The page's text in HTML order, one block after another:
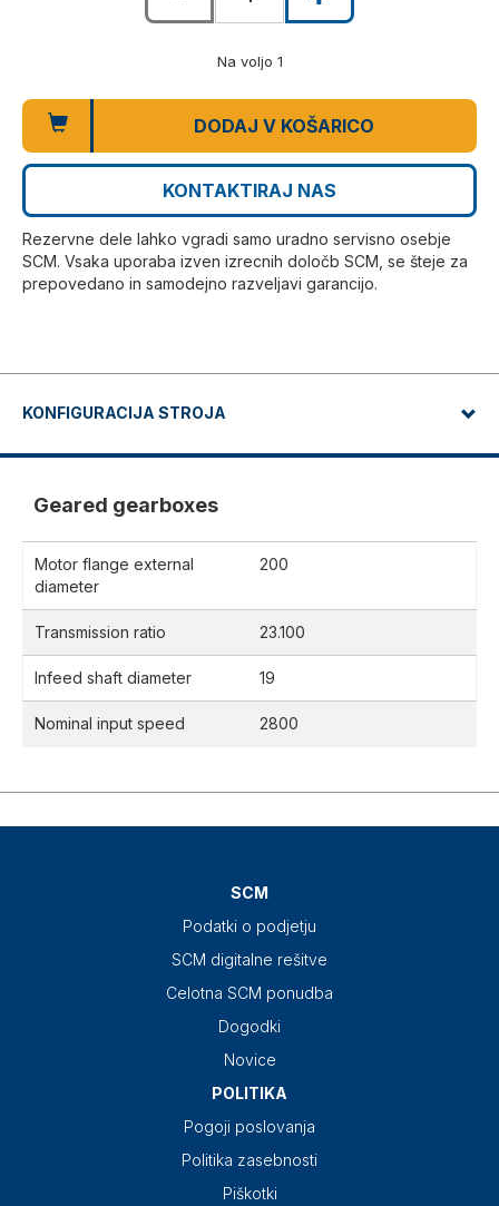
Na voljo 1
DODAJ V KOŠARICO
KONTAKTIRAJ NAS
Rezervne dele lahko vgradi samo uradno servisno osebje
SCM. Vsaka uporaba izven izrecnih določb SCM, se šteje za
prepovedano in samodejno razveljavi garancijo.
KONFIGURACIJA STROJA
Geared gearboxes
Motor flange external
diameter
200
Transmission ratio 23.100
Infeed shaft diameter 19
Nominal input speed 2800
SCM
Podatki o podjetju
SCM digitalne rešitve
Celotna SCM ponudba
Dogodki
Novice
POLITIKA
Pogoji poslovanja
Politika zasebnosti
Piškotki